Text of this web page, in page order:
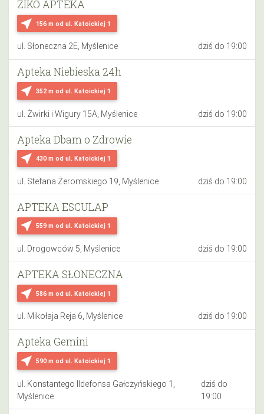
near_me 156 m od ul. Katoickiej 1
ZIKO APTEKA
ul. Słoneczna 2E, Myślenice dziś do 19:00
near_me 352 m od ul. Katoickiej 1
Apteka Niebieska 24h
ul. Żwirki i Wigury 15A, Myślenice dziś do 19:00
near_me 430 m od ul. Katoickiej 1
Apteka Dbam o Zdrowie
ul. Stefana Żeromskiego 19, Myślenice dziś do 19:00
near_me 559 m od ul. Katoickiej 1
APTEKA ESCULAP
ul. Drogowców 5, Myślenice dziś do 19:00
near_me 586 m od ul. Katoickiej 1
APTEKA SŁONECZNA
ul. Mikołaja Reja 6, Myślenice dziś do 19:00
near_me 590 m od ul. Katoickiej 1
Apteka Gemini
ul. Konstantego Ildefonsa Gałczyńskiego 1,
Myślenice
dziś do
19:00